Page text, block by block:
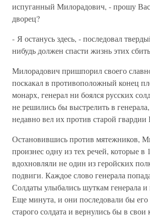
испуганный Милорадович, - прошу Вас
дворец?
- Я останусь здесь, - последовал
нибудь должен спасти жизнь этих
Милорадович пришпорил своего
поскакал в противоположный конец
монарх, генерал ни боялся русских
не решились бы выстрелить в
недавно вел их против старой гвардии
Остановившись против мятежников,
произнес одну из тех речей, которые в
вдохновляли не один из геройских
подвиги. Каждое слово генерала
Солдаты улыбались шуткам генерала и
Еще минута, и они последовали бы его
старого солдата и вернулись бы в